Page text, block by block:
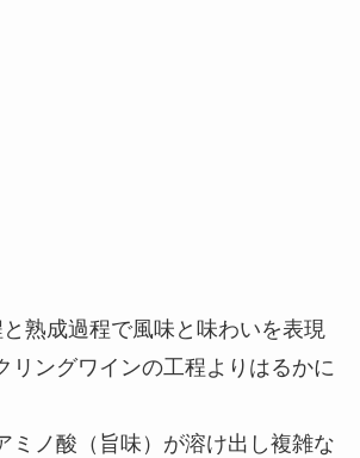
熟成過程で風味と味わいを表現
リングワインの工程よりはるかに
ミノ酸（旨味）が溶け出し複雑な